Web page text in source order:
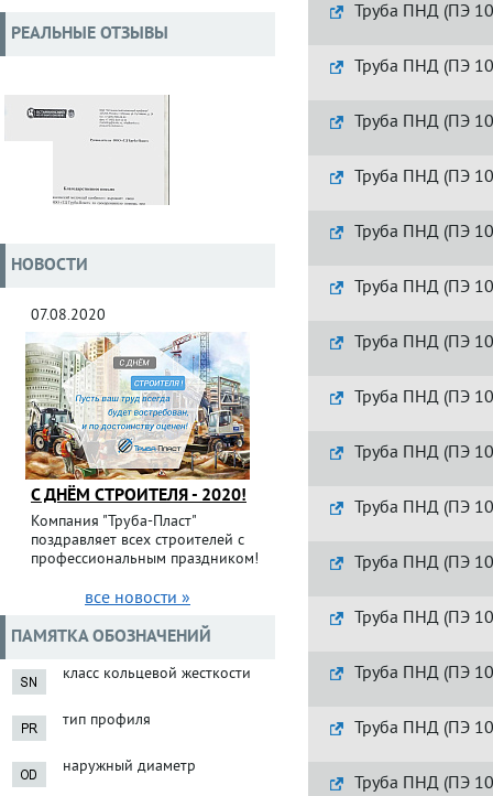
Труба ПНД (ПЭ
Труба ПНД (ПЭ
Труба ПНД (ПЭ
Труба ПНД (ПЭ
Труба ПНД (ПЭ
Труба ПНД (ПЭ
Труба ПНД (ПЭ
Труба ПНД (ПЭ
Труба ПНД (ПЭ
Труба ПНД (ПЭ
Труба ПНД (ПЭ
Труба ПНД (ПЭ
Труба ПНД (ПЭ
Труба ПНД (ПЭ
Труба ПНД (ПЭ
РЕАЛЬНЫЕ ОТЗЫВЫ
НОВОСТИ
07.08.2020
С ДНЁМ СТРОИТЕЛЯ - 2020!
Компания "Труба-Пласт"
поздравляет всех строителей с
профессиональным праздником!
все новости »
ПАМЯТКА ОБОЗНАЧЕНИЙ
класс кольцевой жесткости
тип профиля
наружный диаметр